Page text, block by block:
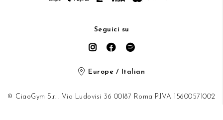
Seguici su
Europe / Italian
© CiaoGym S.r.l. Via Ludovisi 36 00187 Roma P.IVA 15600571002